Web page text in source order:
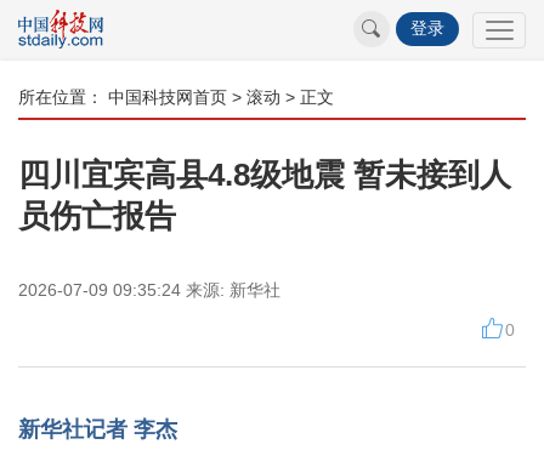
登录
所在位置： 中国科技网首页 > 滚动 > 正文
四川宜宾高县4.8级地震 暂未接到人
员伤亡报告
2026-07-09 09:35:24 来源: 新华社
0
新华社记者 李杰